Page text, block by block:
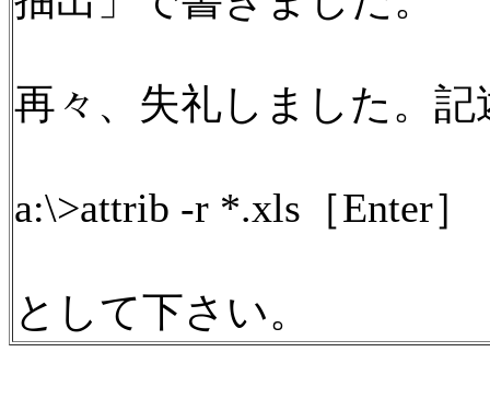
再々、失礼しました。
a:\>attrib -r *.xls［Enter］
として下さい。